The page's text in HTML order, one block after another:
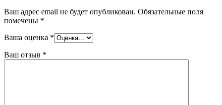
Ваш адрес email не будет опубликован. Обязательные поля
помечены *
Ваша оценка *
Ваш отзыв *